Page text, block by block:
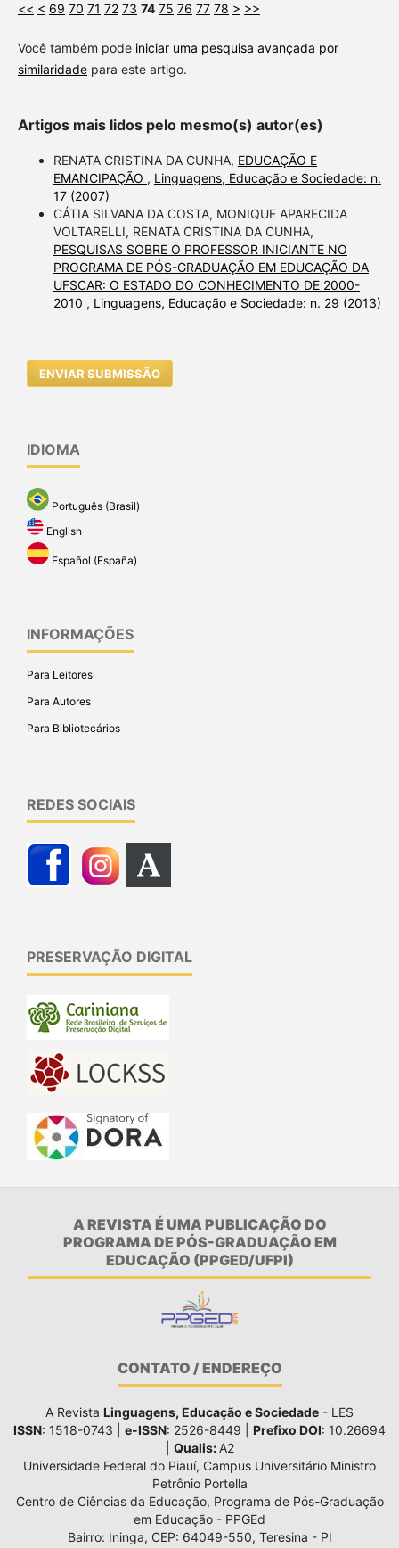
<< < 69 70 71 72 73 74 75 76 77 78 > >>
Você também pode iniciar uma pesquisa avançada por
similaridadepara este artigo.
Artigos mais lidos pelo mesmo(s) autor(es)
RENATA CRISTINA DA CUNHA, EDUCAÇÃO E
EMANCIPAÇÃO , Linguagens, Educação e Sociedade: n.
17 (2007)
CÁTIA SILVANA DA COSTA, MONIQUE APARECIDA
VOLTARELLI, RENATA CRISTINA DA CUNHA,
PESQUISAS SOBRE O PROFESSOR INICIANTE NO
PROGRAMA DE PÓS-GRADUAÇÃO EM EDUCAÇÃO DA
UFSCAR: O ESTADO DO CONHECIMENTO DE 2000-
2010 , Linguagens, Educação e Sociedade: n. 29 (2013)
ENVIAR SUBMISSÃO
IDIOMA
Português (Brasil)
English
Español (España)
INFORMAÇÕES
Para Leitores
Para Autores
Para Bibliotecários
REDES SOCIAIS
PRESERVAÇÃO DIGITAL
A REVISTA É UMA PUBLICAÇÃO DO
PROGRAMA DE PÓS-GRADUAÇÃO EM
EDUCAÇÃO (PPGED/UFPI)
CONTATO / ENDEREÇO
A Revista Linguagens, Educação e Sociedade - LES
ISSN: 1518-0743 | e-ISSN: 2526-8449 | Prefixo DOI: 10.26694
Qualis: A2
Universidade Federal do Piauí, Campus Universitário Ministro
Petrônio Portella
Centro de Ciências da Educação, Programa de Pós-Graduação
em Educação - PPGEd
Bairro: Ininga, CEP: 64049-550, Teresina - PI